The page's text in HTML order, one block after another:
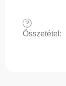
?
Összetétel :